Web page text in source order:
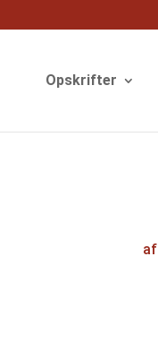
Opskrifter
af